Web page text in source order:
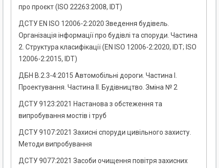
про проєкт (ISO 22263:2008, IDT)
ДСТУ EN ISO 12006-2:2020 Зведення будівель.
Організація інформації про будівлі та споруди. Частина
2. Структура класифікації (EN ISO 12006-2:2020, IDT; ISO
12006-2:2015, IDT)
ДБН В.2.3-4:2015 Автомобільні дороги. Частина I.
Проектування. Частина II. Будівництво. Зміна № 2
ДСТУ 9123:2021 Настанова з обстеження та
випробування мостів і труб
ДСТУ 9107:2021 Захисні споруди цивільного захисту.
Методи випробування
ДСТУ 9077:2021 Засоби очищення повітря захисних